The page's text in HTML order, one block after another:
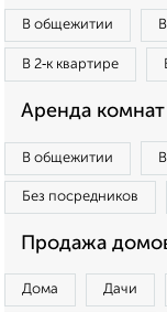
В общежитии
В 2‑к квартире
Аренда
В общежитии
Без посредников
Продажа
Дома Дачи